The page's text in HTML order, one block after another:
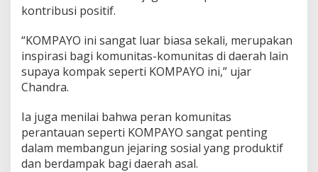
kontribusi positif.
“KOMPAYO ini sangat luar biasa sekali, merupakan
inspirasi bagi komunitas-komunitas di daerah lain
supaya kompak seperti KOMPAYO ini,” ujar
Chandra.
Ia juga menilai bahwa peran komunitas
perantauan seperti KOMPAYO sangat penting
dalam membangun jejaring sosial yang produktif
dan berdampak bagi daerah asal.